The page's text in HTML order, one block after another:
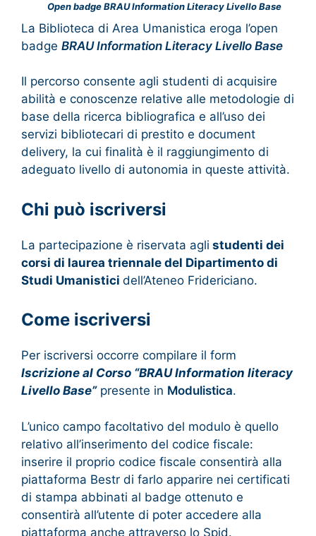
Open badge BRAUInformation Literacy Livello Base
La Biblioteca di Area Umanistica eroga l’open
badge BRAU Information Literacy Livello Base
Il percorso consente agli studenti di acquisire
abilità e conoscenze relative alle metodologie di
base della ricerca bibliografica e all’uso dei
servizi bibliotecari di prestito e document
delivery, la cui finalità è il raggiungimento di
adeguato livello di autonomia in queste attività.
Chi può iscriversi
La partecipazione è riservata agli studenti dei
corsi di laurea triennale del Dipartimento di
Studi Umanistici dell’Ateneo Fridericiano.
Come iscriversi
Per iscriversi occorre compilare il form
Iscrizione al Corso “BRAU Information literacy
Livello Base”presente in Modulistica.
L’unico campo facoltativo del modulo è quello
relativo all’inserimento del codice fiscale:
inserire il proprio codice fiscale consentirà alla
piattaforma Bestr di farlo apparire nei certificati
di stampa abbinati al badge ottenuto e
consentirà all’utente di poter accedere alla
piattaforma anche attraverso lo Spid.